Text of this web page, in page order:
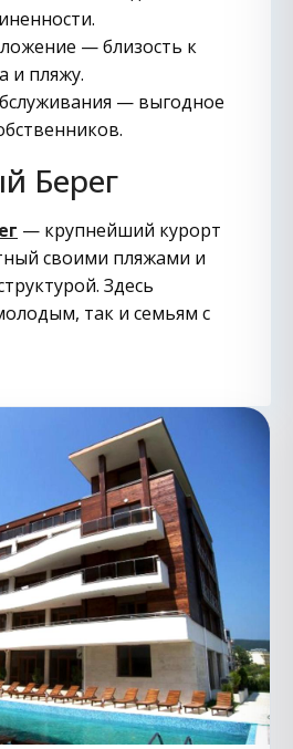
— близость к
и пляжу.
— выгодное
Берег
— крупнейший курорт
своими пляжами и
Здесь
так и семьям с